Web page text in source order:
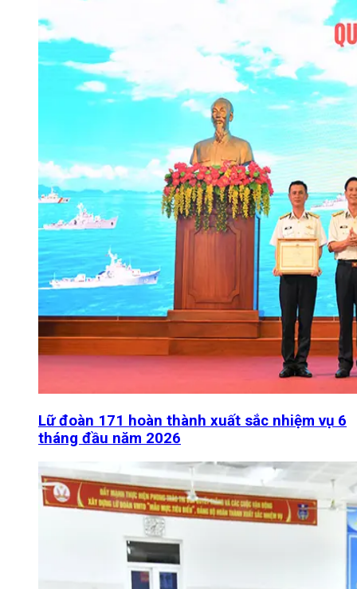
Lữ đoàn 171 hoàn thành xuất sắc nhiệm vụ 6
tháng đầu năm 2026